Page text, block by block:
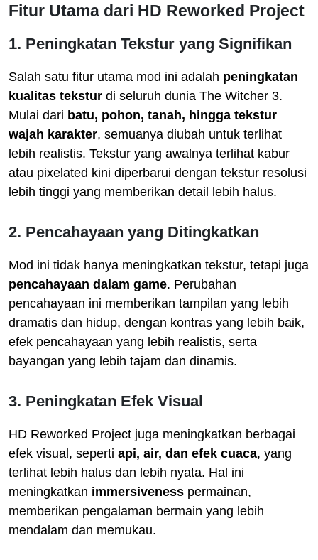
Fitur Utama dari HD Reworked Project
1. Peningkatan Tekstur yang Signifikan
Salah satu fitur utama mod ini adalah peningkatan
kualitas tekstur di seluruh dunia The Witcher 3.
Mulai dari batu, pohon, tanah, hingga tekstur
wajah karakter, semuanya diubah untuk terlihat
lebih realistis. Tekstur yang awalnya terlihat kabur
atau pixelated kini diperbarui dengan tekstur resolusi
lebih tinggi yang memberikan detail lebih halus.
2. Pencahayaan yang Ditingkatkan
Mod ini tidak hanya meningkatkan tekstur, tetapi juga
pencahayaan dalam game. Perubahan
pencahayaan ini memberikan tampilan yang lebih
dramatis dan hidup, dengan kontras yang lebih baik,
efek pencahayaan yang lebih realistis, serta
bayangan yang lebih tajam dan dinamis.
3. Peningkatan Efek Visual
HD Reworked Project juga meningkatkan berbagai
efek visual, seperti api, air, dan efek cuaca, yang
terlihat lebih halus dan lebih nyata. Hal ini
meningkatkan immersiveness permainan,
memberikan pengalaman bermain yang lebih
mendalam dan memukau.